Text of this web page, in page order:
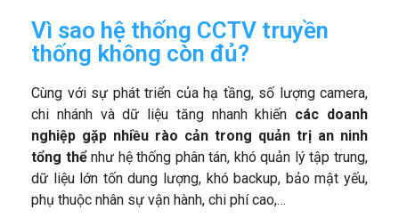
Vì sao hệ thống CCTV truyền
thống không còn đủ?
Cùng với sự phát triển của hạ tầng, số lượng camera,
chi nhánh và dữ liệu tăng nhanh khiến các doanh
nghiệp gặp nhiều rào cản trong quản trị an ninh
tổng thểnhư hệ thống phân tán, khó quản lý tập trung,
dữ liệu lớn tốn dung lượng, khó backup, bảo mật yếu,
phụ thuộc nhân sự vận hành, chi phí cao,…